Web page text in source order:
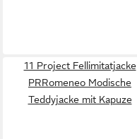
11 Project Fellimitatjacke
PRRomeneo Modische
Teddyjacke mit Kapuze